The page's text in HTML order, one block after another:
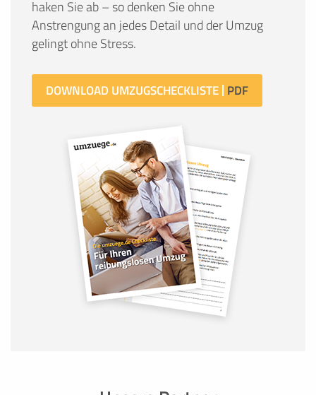
haken Sie ab – so denken Sie ohne
Anstrengung an jedes Detail und der Umzug
gelingt ohne Stress.
DOWNLOAD UMZUGSCHECKLISTE